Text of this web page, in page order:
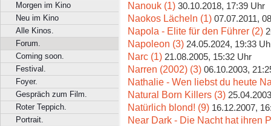
Morgen im Kino
Neu im Kino
Alle Kinos.
Forum.
Coming soon.
Festival.
Foyer.
Gespräch zum Film.
Roter Teppich.
Portrait.
Nanouk (1) 30.10.2018, 17:39 Uhr
Naokos Lächeln (1) 07.07.2011,
Napola - Elite für den Führer (2)
Napoleon (3) 24.05.2024, 19:33
Narc (1) 21.08.2005, 15:32 Uhr
Narren (2002) (3) 06.10.2003,
Nathalie - Wen liebst du heute
Natural Born Killers (3)
Natürlich blond! (9) 16.12.2007,
Near Dark - Die Nacht hat ihren